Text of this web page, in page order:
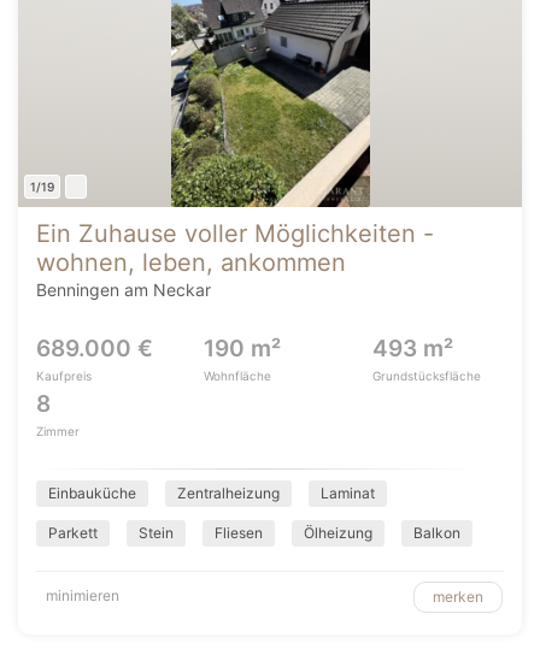
1/19
Ein Zuhause voller Möglichkeiten -
wohnen, leben, ankommen
Benningen am Neckar
689.000 €
Kaufpreis
190 m²
Wohnfläche
493 m²
Grundstücksfläche
8
Zimmer
Einbauküche Zentralheizung Laminat
Parkett Stein Fliesen Ölheizung Balkon
minimieren merken